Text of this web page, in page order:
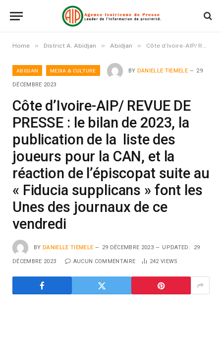
Home » District A. Abidjan » Abidjan » Côte d’Ivoire-AIP/ REVUE DE PRESSE : le bilan de 2023, la publication de la liste des joueurs pour la CAN, et la réaction de l’épiscopat suite au « Fiducia supplicans » font les Unes des journaux de ce vendredi
ABIDJAN MEDIA & CULTURE BY DANIELLE TIEMELE 29
DÉCEMBRE 2023
Côte d’Ivoire-AIP/ REVUE DE
PRESSE : le bilan de 2023, la
publication de la liste des
joueurs pour la CAN, et la
réaction de l’épiscopat suite au
« Fiducia supplicans » font les
Unes des journaux de ce
vendredi
BY DANIELLE TIEMELE 29 DÉCEMBRE 2023 UPDATED: 29
DÉCEMBRE 2023 AUCUN COMMENTAIRE 242 VIEWS